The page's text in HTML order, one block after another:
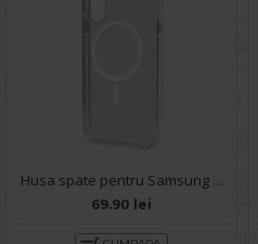
Husa spate pentru Samsung Galaxy S24 Plus - Clear Magsafe
69.90 lei